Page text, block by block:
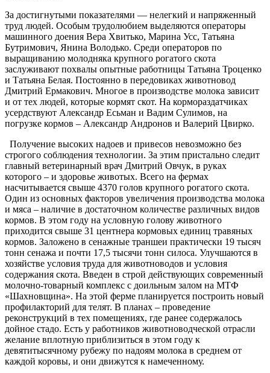
За достигнутыми показателями — нелегкий и напряженный
труд людей. Особым трудолюбием выделяются операторы
машинного доения Вера Хвитько, Марина Усс, Татьяна
Бутримович, Янина Володько. Среди операторов по
выращиванию молодняка крупного рогатого скота
заслуживают похвалы опытные работницы Татьяна Троценко
и Татьяна Белая. Постоянно в передовиках животновод
Дмитрий Ермакович. Многое в производстве молока зависит
и от тех людей, которые кормят скот. На кормораздатчиках
усердствуют Александр Есьман и Вадим Сулимов, на
погрузке кормов – Александр Андронов и Валерий Цвирко.
Получение высоких надоев и привесов невозможно без
строгого соблюдения технологии. За этим пристально следит
главный ветеринарный врач Дмитрий Овчук, в руках
которого – и здоровье животых. Всего на фермах
насчитывается свыше 4370 голов крупного рогатого скота.
Один из основных факторов увеличения производства молока
и мяса – наличие в достаточном количестве различных видов
кормов. В этом году на условную голову животного
приходится свыше 31 центнера кормовых единиц травяных
кормов. Заложено в сенажные траншеи практически 19 тысяч
тонн сенажа и почти 17,5 тысячи тонн силоса. Улучшаются в
хозяйстве условия труда для животноводов и условия
содержания скота. Введен в строй действующих современный
молочно-товарный комплекс с доильным залом на МТФ
«Шахновщина». На этой ферме планируется построить новый
профилакторий для телят. В планах – проведение
реконструкций в тех помещениях, где ранее содержалось
дойное стадо. Есть у работников животноводческой отрасли
желание вплотную приблизиться в этом году к
девятитысячному рубежу по надоям молока в среднем от
каждой коровы, и они движутся к намеченному.